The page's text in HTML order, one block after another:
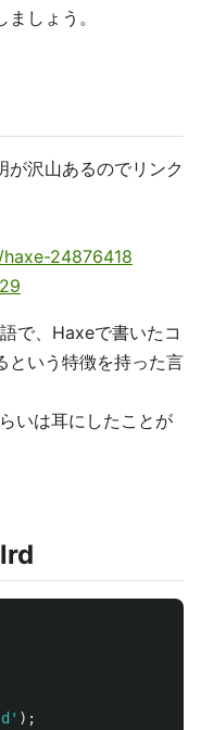
しょう。
が沢山あるのでリンク
24876418
で、Haxeで書いたコ
という特徴を持った言
いは耳にしたことが
);